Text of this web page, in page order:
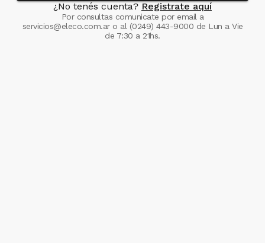
¿No tenés cuenta? Registrate aquí
Por consultas comunicate por email a
servicios@eleco.com.aro al (0249) 443-9000 de Lun a Vie
de 7:30 a 21hs.